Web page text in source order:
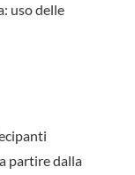
uso delle
partire dalla